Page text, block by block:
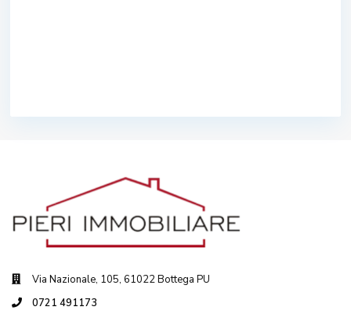
Via Nazionale, 105, 61022 Bottega PU
0721 491173